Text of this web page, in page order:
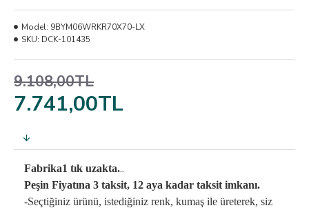
7.741,00TL
9.108,00TL
Model: 9BYM06WRKR70X70-LX
SKU: DCK-101435
Fabrika1 tık uzakta...
Peşin Fiyatına 3 taksit, 12 aya kadar taksit imkanı.
-Seçtiğiniz ürünü, istediğiniz renk, kumaş ile üreterek, siz